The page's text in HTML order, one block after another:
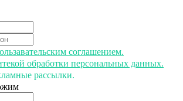
соглашением.
обработки персональных данных.
рассылки.